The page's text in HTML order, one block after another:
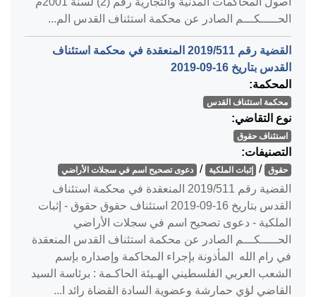
الحـــــكـــم الصادر عن محكمة استئناف القدس الم...
القضية رقم ‎511‏/‎2019‏ المنعقدة في محكمة استئناف
القدس بتاريخ ‎2019-09-16‏
المحكمة:
محكمة استئناف القدس
نوع التقاضي:
استئناف حقوق
التصنيفات:
حقوق / إثبات الملكية / دعوى تصحيح اسم في سجلات الأراضي
القضية رقم ‎511‏/‎2019‏ المنعقدة في محكمة استئناف
القدس بتاريخ ‎2019-09-16‏ استئناف حقوق حقوق - إثبات
الملكية - دعوى تصحيح اسم في سجلات الأراضي
الحـــــكـــم الصادر عن محكمة استئناف القدس المنعقدة
في رام الله المأذونة بإجراء المحاكمة وإصداره بإسم
الشعب العربي الفلسطيني الهـيئة الحاكـمة : برئاسة السيد
القاضي لؤي حمارشة وعضوية السادة القضاة رائد ا...